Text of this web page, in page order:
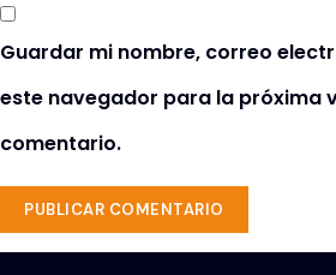
Guardar mi nombre, correo
este navegador para la próxima
comentario.